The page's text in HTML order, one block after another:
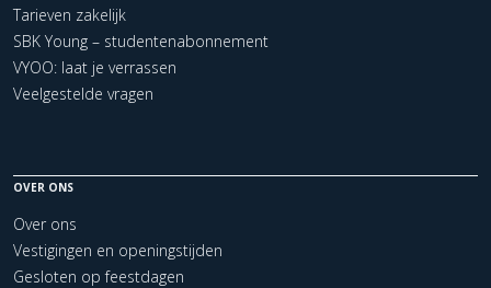
Kerncollectie
1 items. Pagina: 1
Tarieven zakelijk
SBK Young – studentenabonnement
VYOO: laat je verrassen
Veelgestelde vragen
OVER ONS
Over ons
Vestigingen en openingstijden
Gesloten op feestdagen